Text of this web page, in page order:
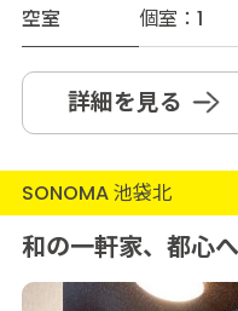
空室
個室：1
詳細を見る
SONOMA 池袋北
和の一軒家、都心